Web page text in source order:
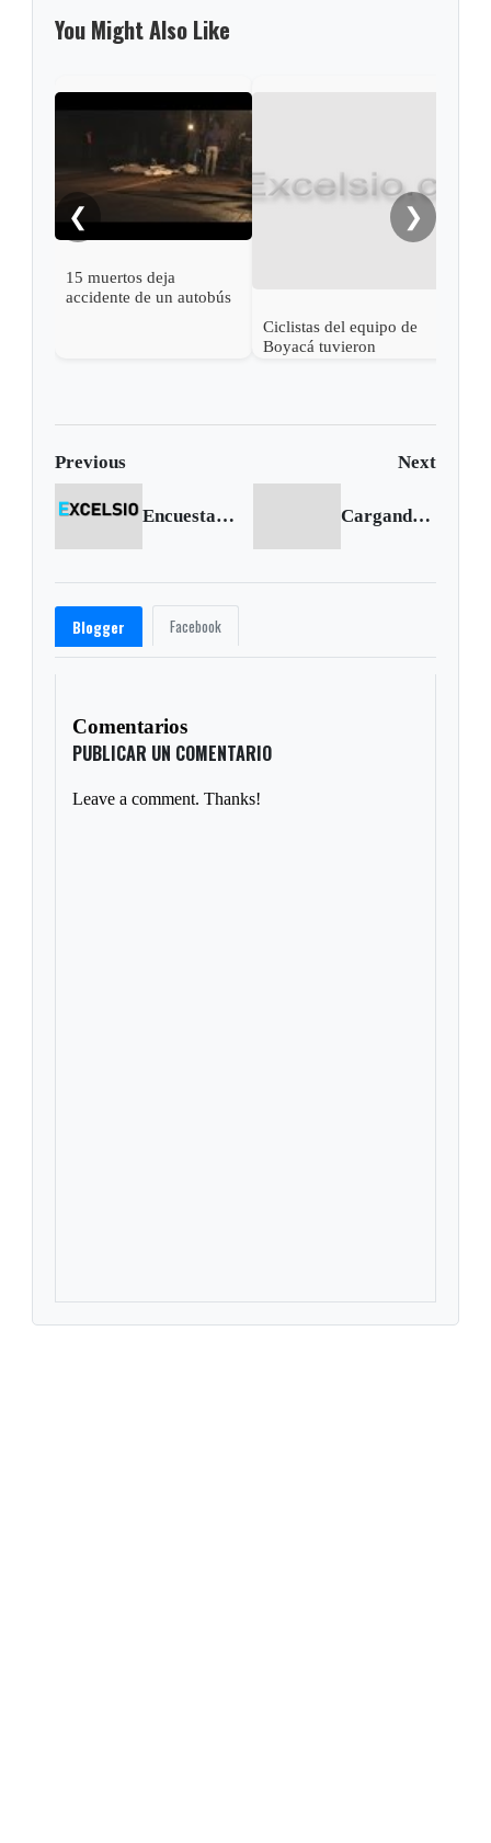
You Might Also Like
❮
15 muertos deja
accidente de un autobús
Ciclistas del equipo de
Boyacá tuvieron
❯
Previous Next
Encuesta | Matrimonio homosexual en Colombia Cargando siguiente...
Blogger Facebook
Comentarios
PUBLICAR UN COMENTARIO
Leave a comment. Thanks!